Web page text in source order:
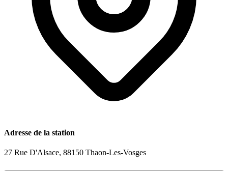
Adresse de la station
27 Rue D'Alsace, 88150 Thaon-Les-Vosges